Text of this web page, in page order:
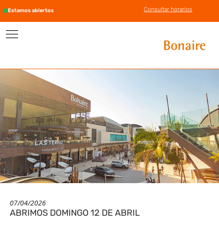
Estamos abiertos Consultar horarios
07/04/2026
ABRIMOS DOMINGO 12 DE ABRIL